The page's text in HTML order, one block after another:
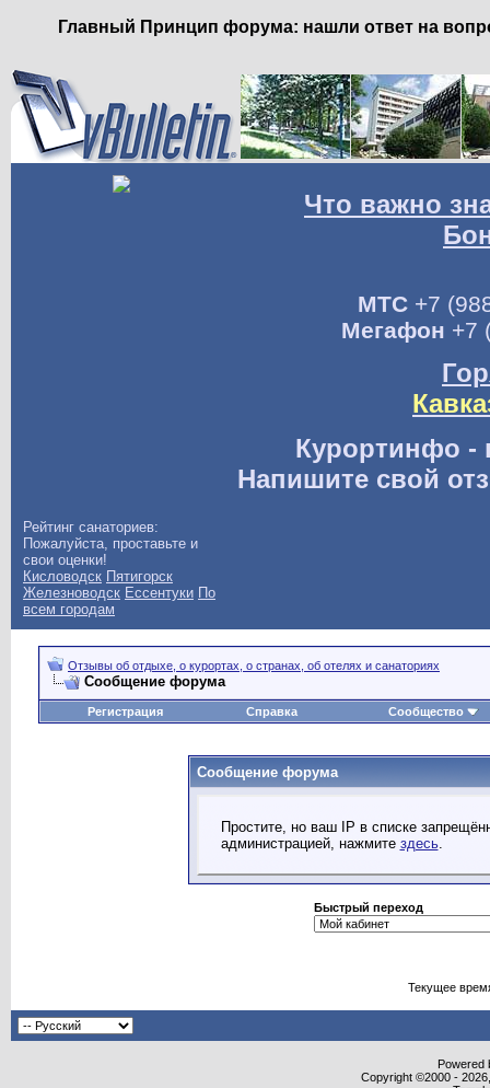
Главный Принцип форума: нашли ответ на
Что важно
МТС+7
Мегафон +7
Курортинфо -
Напишите свой
Рейтинг санаториев:
Пожалуйста, проставьте и
свои оценки!
Кисловодск Пятигорск
Железноводск Ессентуки По
всем городам
Отзывы об отдыхе, о курортах, о странах, об отелях и санаториях
Сообщение форума
Регистрация Справка Сообщество
Сообщение форума
Простите, но ваш IP в списке
администрацией, нажмите здесь.
Быстрый переход
Текущее
Powered
Copyright ©2000 -